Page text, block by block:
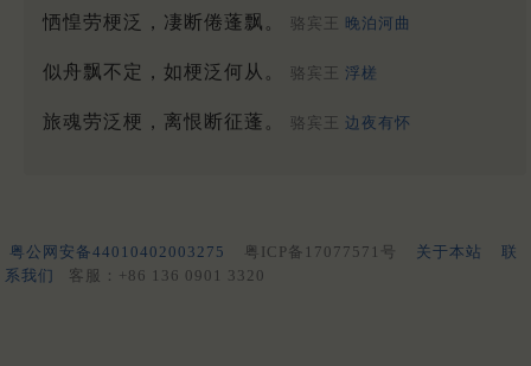
恓惶劳梗泛，凄断倦蓬飘。 骆宾王 晚泊河曲
似舟飘不定，如梗泛何从。 骆宾王 浮槎
旅魂劳泛梗，离恨断征蓬。 骆宾王 边夜有怀
粤公网安备44010402003275 粤ICP备17077571号 关于本站
联
系我们
客服：+86 136 0901 3320